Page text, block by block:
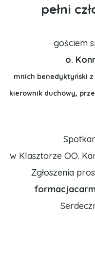
pełni
gościem
o.
mnich benedyktyński z
kierownik duchowy,
w Klasztorze OO.
Zgłoszenia